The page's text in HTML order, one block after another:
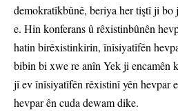
demokratîkbûnê, beriya her tiştî ji bo
e. Hin konferans û rêxistinbûnên
hatin birêxistinkirin, înîsiyatîfên
bibin bi xwe re anîn Yek ji encamên
jî ev înîsiyatîfên rêxistinî yên hevpar
hevpar ên cuda dewam dike.